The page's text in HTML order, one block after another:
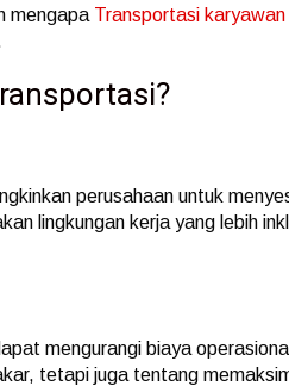
mengapa Transportasi
perusahaan untuk
lingkungan kerja yang lebih
mengurangi biaya
tetapi juga tentang